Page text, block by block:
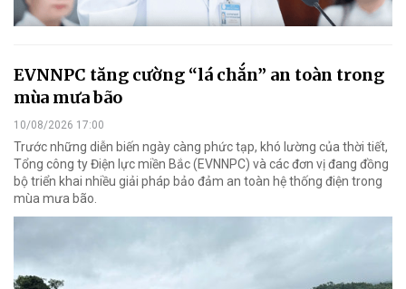
EVNNPC tăng cường “lá chắn” an toàn trong
mùa mưa bão
10/08/2026 17:00
Trước những diễn biến ngày càng phức tạp, khó lường của thời tiết,
Tổng công ty Điện lực miền Bắc (EVNNPC) và các đơn vị đang đồng
bộ triển khai nhiều giải pháp bảo đảm an toàn hệ thống điện trong
mùa mưa bão.